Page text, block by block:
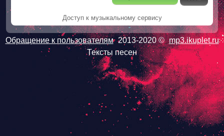
Доступ к музыкальному сервису
Обращение к пользователям 2013-2020 © mp3.ikuplet.ru
Тексты песен